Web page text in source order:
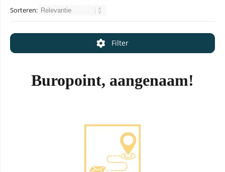
Sorteren:
Filter
Buropoint, aangenaam!